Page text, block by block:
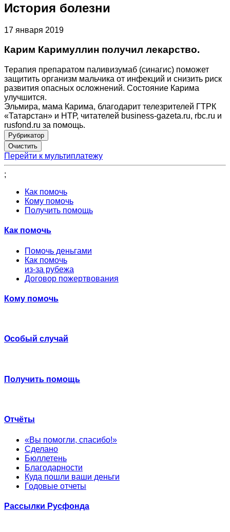
История болезни
17 января 2019
Карим Каримуллин получил лекарство.
Терапия препаратом паливизумаб (синагис) поможет
защитить организм мальчика от инфекций и снизить риск
развития опасных осложнений. Состояние Карима
улучшится.
Эльмира, мама Карима, благодарит телезрителей ГТРК
«Татарстан» и НТР, читателей business-gazeta.ru, rbc.ru и
rusfond.ru за помощь.
Рубрикатор
Перейти к мультиплатежу
;
Как помочь
Кому помочь
Получить помощь
Как помочь
Помочь деньгами
Как помочь
из-за рубежа
Договор пожертвования
Кому помочь
Особый случай
Получить помощь
Отчёты
«Вы помогли, спасибо!»
Сделано
Бюллетень
Благодарности
Куда пошли ваши деньги
Годовые отчеты
Рассылки Русфонда